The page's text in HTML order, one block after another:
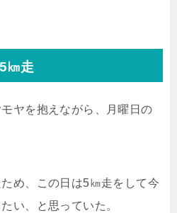
㎞走
ヤを抱えながら、月曜日の
め、この日は5㎞走をして今
い、と思っていた。